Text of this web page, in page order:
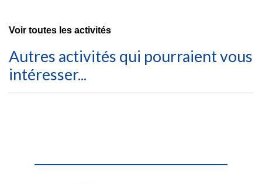
Voir toutes les activités
Autres activités qui pourraient vous
intéresser...